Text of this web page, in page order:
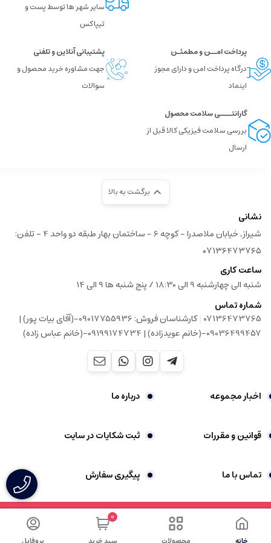
سایر شهر ها توسط پست و
تیپاکس
پرداخت امــن و مطمئـن
درگاه پرداخت امن و دارای مجوز
اینماد
پشتیبانی آنلاین و تلفنی
جهت مشاوره خرید محصول و
سوالات
گارانتــــی سلامت محصول
بررسی سلامت فیزیکی کالا قبل از
ارسال
برگشت به بالا
نشانی
شیراز, خیابان ملاصدرا - کوچه 6 - ساختمان بهار طبقه دو واحد 4 - تلفن:
۰۷۱۳۶۴۷۳۷۶۵
ساعت کاری
شنبه الی چهارشنبه 9 الی 18:30 / پنج شنبه ها 9 الی 14
شماره تماس
07136473765
|
کارشناسان فروش: 09017755936-(آقای بیات پور) |
09036499457-(خانم عویدزاده) | 09199174734-(خانم عباس زاده)
اخبار مجموعه درباره ما
قوانین و مقررات ثبت شکایات در سایت
تماس با ما پیگیری سفارش
0